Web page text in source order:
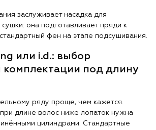
заслуживает насадка для
она подготавливает пряди к
фен на этапе подсушивания.
или i.d.: выбор
комплектации под длину
ряду проще, чем кажется.
при длине волос ниже лопаток нужна
цилиндрами. Стандартные